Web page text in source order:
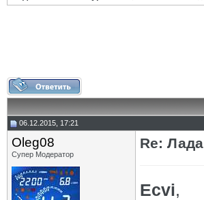
06.12.2015, 17:21
Oleg08
Супер Модератор
Re:
Ecvi,